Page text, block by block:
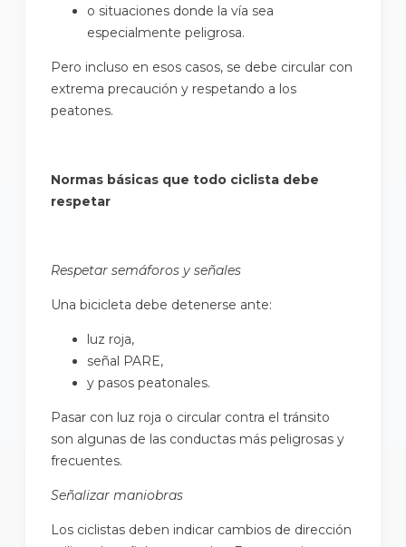
o situaciones donde la vía sea
especialmente peligrosa.
Pero incluso en esos casos, se debe circular con
extrema precaución y respetando a los
peatones.
Normas básicas que todo ciclista debe
respetar
Respetar semáforos y señales
Una bicicleta debe detenerse ante:
luz roja,
señal PARE,
y pasos peatonales.
Pasar con luz roja o circular contra el tránsito
son algunas de las conductas más peligrosas y
frecuentes.
Señalizar maniobras
Los ciclistas deben indicar cambios de dirección